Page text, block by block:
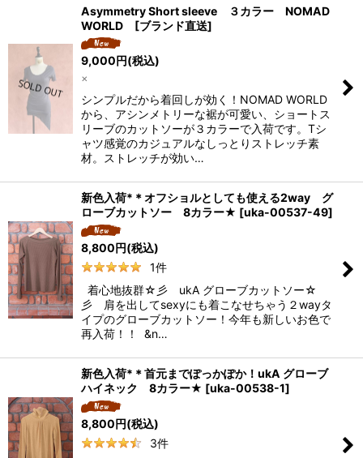
Asymmetry Short sleeve ３カラー NOMAD
WORLD [ブランド直送]
9,000円(税込)
×
シンプルだから着回しが効く！NOMAD WORLD
から、アシンメトリーな裾が可愛い、ショートス
リーブのカットソーが３カラーで入荷です。Tシ
ャツ感覚のカジュアルなしっとりストレッチ素
材。ストレッチが効い…
新色入荷*＊オフショルとしても使える2way グ
ローブカットソー 8カラー★ [uka-00537-49]
8,800円(税込)
1件
着心地抜群☆彡 ukA グローブカットソー☆
彡 肩を出してsexyにも着こなせちゃう２wayタ
イプのグローブカットソー！今年も新しいお色で
再入荷！！ &n…
新色入荷*＊首元までぽっかぽか！ukA グローブ
ハイネック 8カラー★ [uka-00538-1]
8,800円(税込)
3件